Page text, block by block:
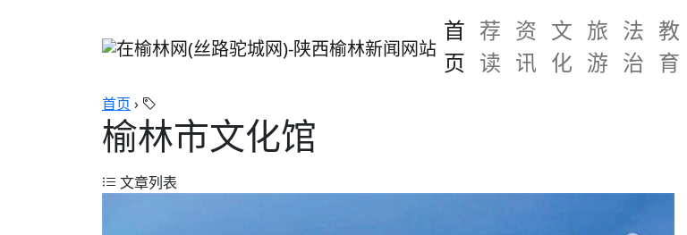
首
页
荐
读
资
讯
文
化
旅
游
法
治
教
育
首页 ›
榆林市文化馆
文章列表